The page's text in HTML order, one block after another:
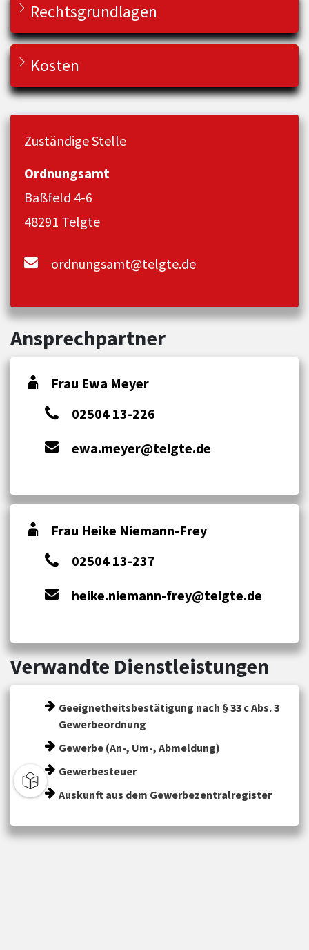
Rechtsgrundlagen
Kosten
Zuständige Stelle
Ordnungsamt
Baßfeld 4-6
48291 Telgte
ordnungsamt@telgte.de
Ansprechpartner
Frau Ewa Meyer
02504 13-226
ewa.meyer@telgte.de
Frau Heike Niemann-Frey
02504 13-237
heike.niemann-frey@telgte.de
Verwandte Dienstleistungen
Geeignetheitsbestätigung nach § 33 c Abs. 3
Gewerbeordnung
Gewerbe (An-, Um-, Abmeldung)
Gewerbesteuer
Auskunft aus dem Gewerbezentralregister